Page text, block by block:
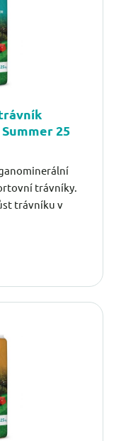
25
trávníky.
trávníku v